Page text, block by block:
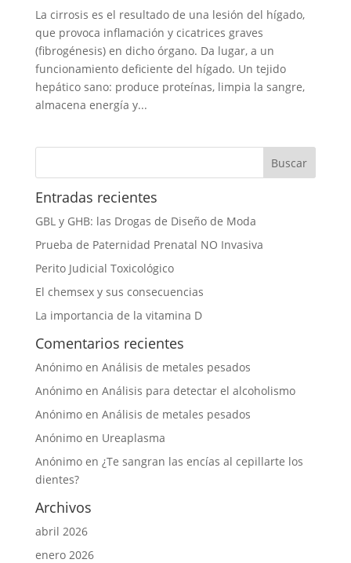
La cirrosis es el resultado de una lesión del hígado,
que provoca inflamación y cicatrices graves
(fibrogénesis) en dicho órgano. Da lugar, a un
funcionamiento deficiente del hígado. Un tejido
hepático sano: produce proteínas, limpia la sangre,
almacena energía y...
Entradas recientes
GBL y GHB: las Drogas de Diseño de Moda
Prueba de Paternidad Prenatal NO Invasiva
Perito Judicial Toxicológico
El chemsex y sus consecuencias
La importancia de la vitamina D
Comentarios recientes
Anónimoen Análisis de metales pesados
Anónimoen Análisis para detectar el alcoholismo
Anónimoen Análisis de metales pesados
Anónimoen Ureaplasma
Anónimoen ¿Te sangran las encías al cepillarte los
dientes?
Archivos
abril 2026
enero 2026